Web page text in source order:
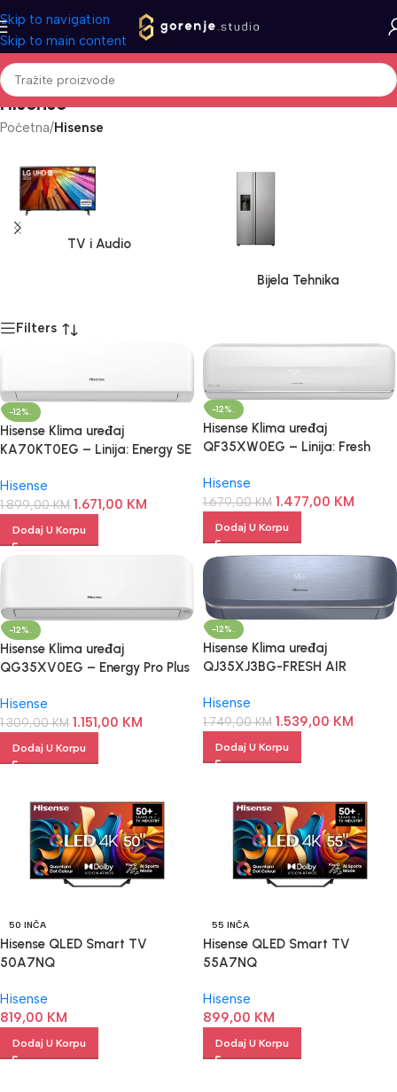
Skip to navigation
Skip to main content
Hisense
Početna/Hisense
TV i Audio
Bijela Tehnika
Filters
-12%.
Hisense Klima uređaj
KA70KT0EG – Linija: Energy SE
Hisense
1.899,00KM 1.671,00 KM
Dodaj U Korpu
-12%.
Hisense Klima uređaj
QF35XW0EG – Linija: Fresh
Hisense
1.679,00KM 1.477,00 KM
Dodaj U Korpu
-12%.
Hisense Klima uređaj
QG35XV0EG – Energy Pro Plus
Hisense
1.309,00KM 1.151,00 KM
Dodaj U Korpu
-12%.
Hisense Klima uređaj
QJ35XJ3BG-FRESH AIR
Hisense
1.749,00KM 1.539,00 KM
Dodaj U Korpu
50 INČA
Hisense QLED Smart TV
50A7NQ
Hisense
819,00 KM
Dodaj U Korpu
55 INČA
Hisense QLED Smart TV
55A7NQ
Hisense
899,00 KM
Dodaj U Korpu